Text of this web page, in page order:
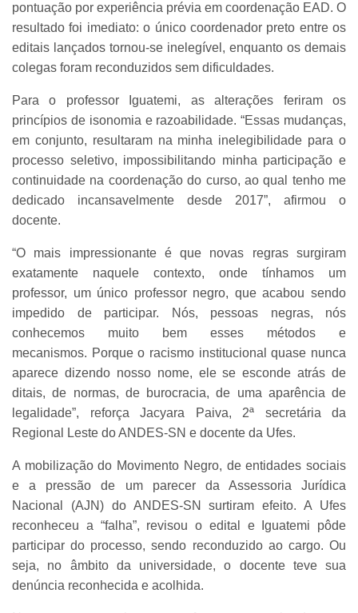
pontuação por experiência prévia em coordenação EAD. O
resultado foi imediato: o único coordenador preto entre os
editais lançados tornou-se inelegível, enquanto os demais
colegas foram reconduzidos sem dificuldades.
Para o professor Iguatemi, as alterações feriram os
princípios de isonomia e razoabilidade. “Essas mudanças,
em conjunto, resultaram na minha inelegibilidade para o
processo seletivo, impossibilitando minha participação e
continuidade na coordenação do curso, ao qual tenho me
dedicado incansavelmente desde 2017”, afirmou o
docente.
“O mais impressionante é que novas regras surgiram
exatamente naquele contexto, onde tínhamos um
professor, um único professor negro, que acabou sendo
impedido de participar. Nós, pessoas negras, nós
conhecemos muito bem esses métodos e
mecanismos. Porque o racismo institucional quase nunca
aparece dizendo nosso nome, ele se esconde atrás de
ditais, de normas, de burocracia, de uma aparência de
legalidade”, reforça Jacyara Paiva, 2ª secretária da
Regional Leste do ANDES-SN e docente da Ufes.
A mobilização do Movimento Negro, de entidades sociais
e a pressão de um parecer da Assessoria Jurídica
Nacional (AJN) do ANDES-SN surtiram efeito. A Ufes
reconheceu a “falha”, revisou o edital e Iguatemi pôde
participar do processo, sendo reconduzido ao cargo. Ou
seja, no âmbito da universidade, o docente teve sua
denúncia reconhecida e acolhida.